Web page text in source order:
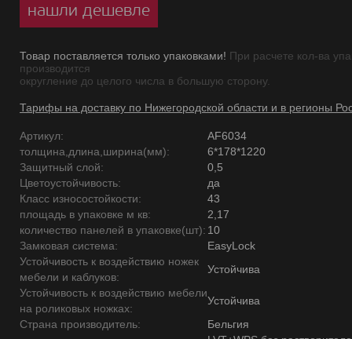
нашли дешевле
Товар поставляется только упаковками! При расчете кол-ва
производится
округление до целого числа в большую сторону.
Тарифы на доставку по Нижегородской области и в регионы
Артикул:
AF6034
толщина,длина,ширина(мм):
6*178*1220
Защитный слой:
0,5
Цветоустойчивость:
да
Класс износостойкости:
43
площадь в упаковке м кв:
2,17
количество панелей в упаковке(шт): 10
Замковая система:
EasyLock
Устойчивость к воздействию ножек
мебели и каблуков:
Устойчива
Устойчивость к воздействию мебели
на роликовых ножках:
Устойчива
Страна производитель:
Бельгия